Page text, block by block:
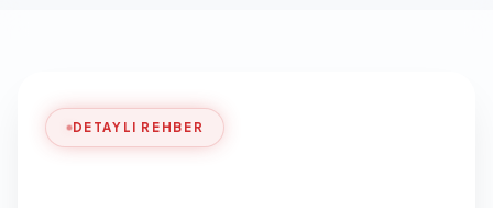
DETAYLI REHBER